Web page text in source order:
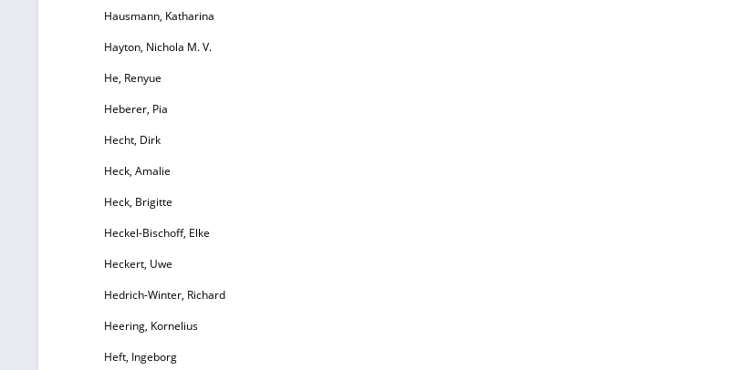
Hausmann, Katharina
Hayton, Nichola M. V.
He, Renyue
Heberer, Pia
Hecht, Dirk
Heck, Amalie
Heck, Brigitte
Heckel-Bischoff, Elke
Heckert, Uwe
Hedrich-Winter, Richard
Heering, Kornelius
Heft, Ingeborg